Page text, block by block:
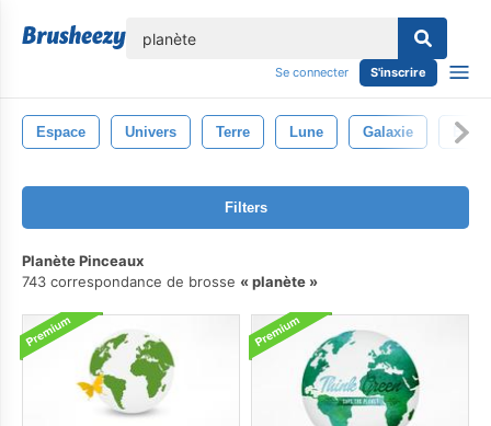
Se connecter S'inscrire
Espace Univers Terre Lune Galaxie Étoile
Filters
Planète Pinceaux
743 correspondance de brosse
planète